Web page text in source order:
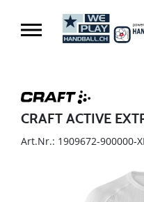
CRAFT ACTIVE
Art.Nr.: 1909672-900000-